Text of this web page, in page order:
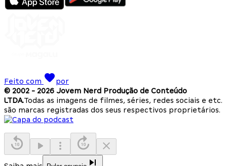
Feito com
por
© 2002 - 2026 Jovem Nerd Produção de Conteúdo
LTDA.Todas as imagens de filmes, séries, redes sociais e etc.
são marcas registradas dos seus respectivos proprietários.